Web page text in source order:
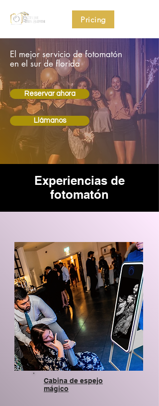
Pricing
El mejor servicio de fotomatón
en el sur de florida
Reservar ahora
Llámanos
Experiencias de
fotomatón
Cabina de espejo
mágico